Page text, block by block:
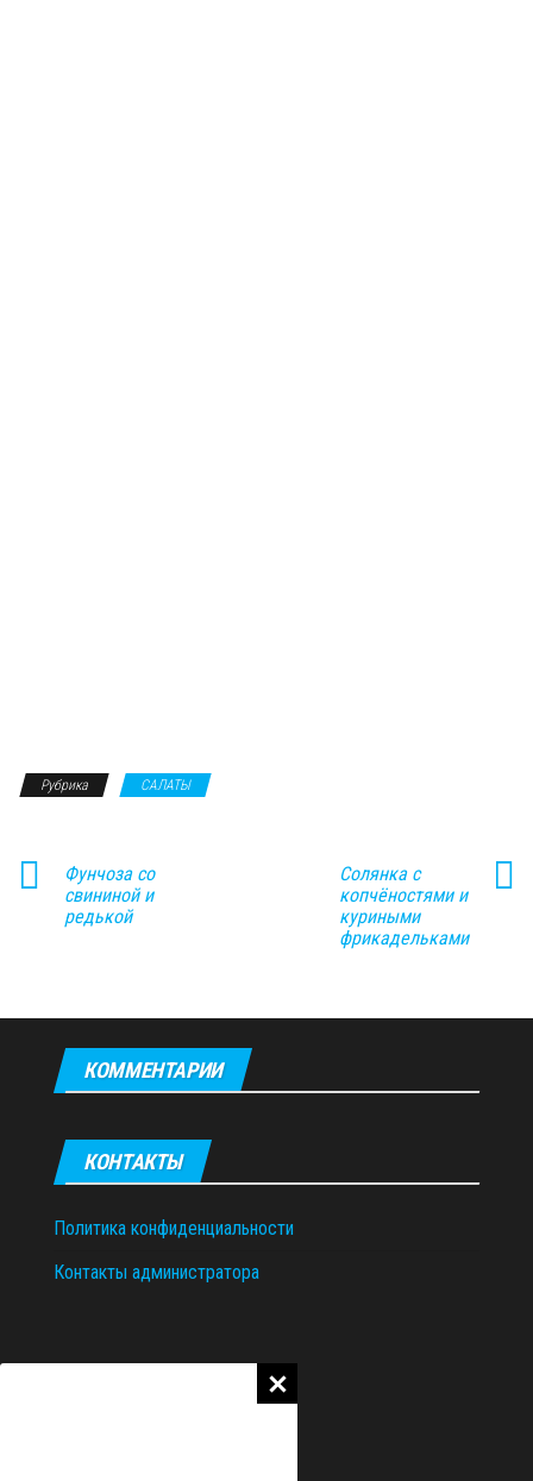
Рубрика САЛАТЫ
Фунчоза со
свининой и
редькой
Солянка с
копчёностями и
куриными
фрикадельками
КОММЕНТАРИИ
КОНТАКТЫ
Политика конфиденциальности
Контакты администратора